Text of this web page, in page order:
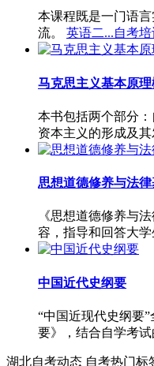
本课程既是一门语
流。
英语二...自考培
马克思主义基本原
本书包括两个部分
资本主义的形成及
思想道德修养与法
《思想道德修养与
容，指导和回答大
中国近代史纲要
“中国近现代史纲要
要》，结合自学考
湖北自考动态 自考热门标